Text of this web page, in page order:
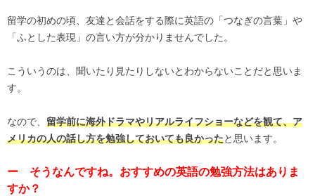
留学の初めの頃、友達と会話をする際に英語の「つなぎの言葉」や
「ふとした表現」の言い方が分かりませんでした。
こういうのは、聞いたり見たりしないとわからないことだと思いま
す。
なので、
留学前に海外ドラマやリアルライフショーなどを観て、ア
メリカの人の話し方を勉強しておいても良かったと思います。
ー そうなんですね。おすすめの英語の勉強方法はありま
すか？